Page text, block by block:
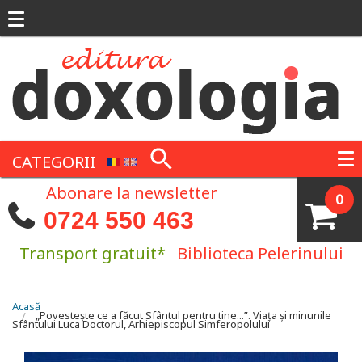
CATEGORII
0
Abonare la newsletter
0724 550 463
Transport gratuit* Biblioteca Pelerinului
Eşti aici
Acasă
„Povestește ce a făcut Sfântul pentru tine...”. Viața și minunile
Sfântului Luca Doctorul, Arhiepiscopul Simferopolului